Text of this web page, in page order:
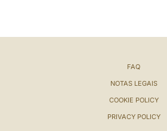
FAQ
NOTAS LEGAIS
COOKIE POLICY
PRIVACY POLICY